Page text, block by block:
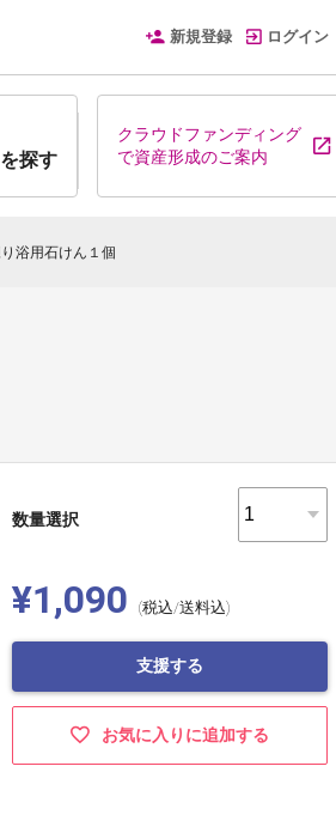
新規登録 ログイン
探す
クラウドファンディング
で資産形成のご案内
浴用石けん１個
数量選択
¥1,090 (税込/送料込)
支援する
お気に入りに追加する